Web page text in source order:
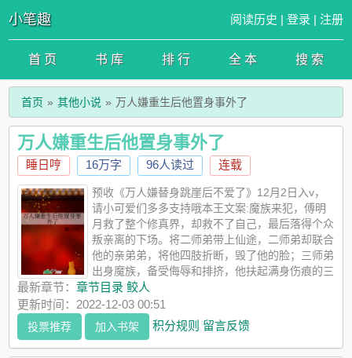
小笔趣 阅读历史 | 登录 | 注册
首 页 书 库 排 行 全 本 搜 索
首页 其他小说 万人嫌重生后他置身事外了
万人嫌重生后他置身事外了
睡日哼 16万字 96人读过 连载
预收《万人嫌替身跳崖后不爱了》12月2日入v，
请小可爱们多多支持哦本王文案:魔族来犯，傅明
月救了整个修真界，却救不了自己，最后落得个众
叛亲离的下场。将二师弟带上仙途，二师弟却联合
他的亲弟弟，将他四肢折断，毁了他的脸；三师弟
出身魔族，备受侮辱和排挤，他扶起满身伤痕的三
师弟，帮他一个个打回去，最后三师弟却将他当做杀父仇人，一
剑捅上了他的心脏；小师弟灵根被毁，他为其寻仙药补灵根，九
死一生，最后小师弟为了红颜将他关入水牢饿死；他照顾师门上
下，铁面无私，师父却觉得他心胸狭窄，待人苛责，剥夺了他大
师兄的身份，将濒死的他赶出仙门；未婚妻是修真界第一美人，
最新章节：章节目录 鲛人
更新时间：2022-12-03 00:51
投票推荐 加入书架 积分规则 留言反馈